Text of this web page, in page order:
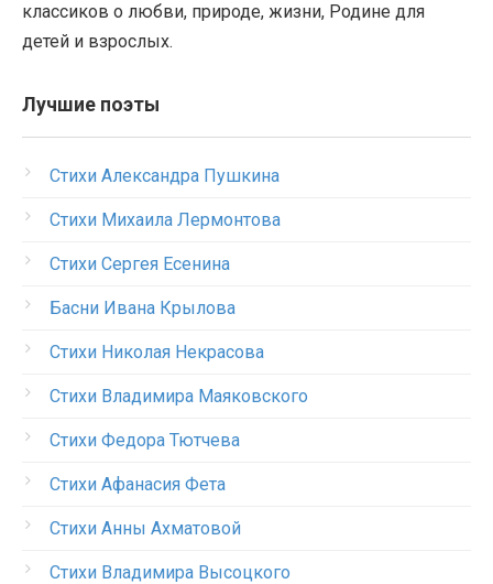
классиков о любви, природе, жизни, Родине для
детей и взрослых.
Лучшие поэты
Стихи Александра Пушкина
Стихи Михаила Лермонтова
Стихи Сергея Есенина
Басни Ивана Крылова
Стихи Николая Некрасова
Стихи Владимира Маяковского
Стихи Федора Тютчева
Стихи Афанасия Фета
Стихи Анны Ахматовой
Стихи Владимира Высоцкого